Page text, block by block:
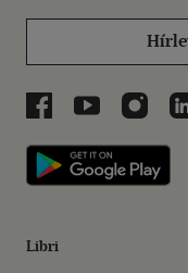
Libri aLibri aLibri
Libri